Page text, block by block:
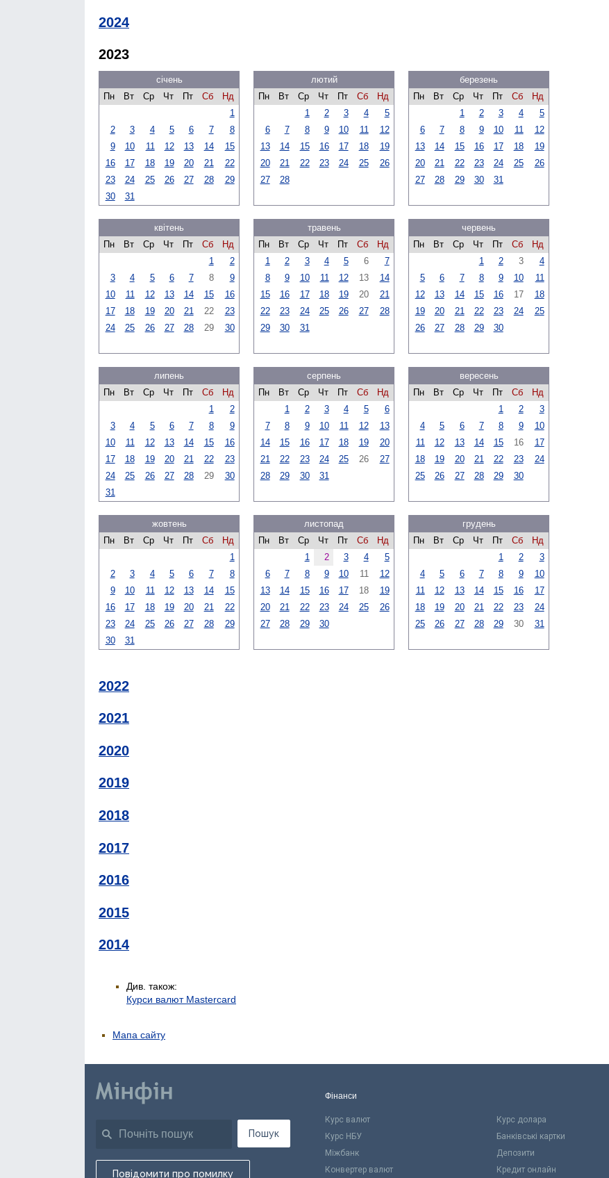
2024
2023
січень
Пн
Вт Ср Чт Пт Сб
Нд
1
2
3 4 5 6 7
8
9
10 11 12 13 14
15
16
17 18 19 20 21
22
23
24 25 26 27 28
29
30
31
лютий
Пн
Вт Ср Чт Пт Сб
Нд
1
2 3 4
5
6
7 8 9 10 11
12
13
14 15 16 17 18
19
20
21 22 23 24 25
26
27
28
березень
Пн
Вт Ср Чт Пт Сб
Нд
1
2 3 4
5
6
7 8 9 10 11
12
13
14 15 16 17 18
19
20
21 22 23 24 25
26
27
28 29 30 31
квітень
Пн
Вт Ср Чт Пт Сб
Нд
1
2
3
4 5 6 7 8
9
10
11 12 13 14 15
16
17
18 19 20 21 22
23
24
25 26 27 28 29 30
травень
Пн
Вт Ср Чт Пт Сб
Нд
1
2 3 4 5 6
7
8
9 10 11 12 13
14
15
16 17 18 19 20
21
22
23 24 25 26 27
28
29
30 31
червень
Пн
Вт Ср Чт Пт Сб
Нд
1
2 3
4
5
6 7 8 9 10
11
12
13 14 15 16 17
18
19
20 21 22 23 24
25
26
27 28 29 30
липень
Пн
Вт Ср Чт Пт Сб
Нд
1
2
3
4 5 6 7 8
9
10
11 12 13 14 15
16
17
18 19 20 21 22
23
24
25 26 27 28 29
30
31
серпень
Пн
Вт Ср Чт Пт Сб
Нд
1
2 3 4 5
6
7
8 9 10 11 12
13
14
15 16 17 18 19
20
21
22 23 24 25 26
27
28
29 30 31
вересень
Пн
Вт Ср Чт Пт Сб
Нд
1
2
3
4
5 6 7 8 9
10
11
12 13 14 15 16
17
18
19 20 21 22 23
24
25
26 27 28 29 30
жовтень
Пн
Вт Ср Чт Пт Сб
Нд
1
2
3 4 5 6 7
8
9
10 11 12 13 14
15
16
17 18 19 20 21
22
23
24 25 26 27 28
29
30
31
листопад
Пн
Вт Ср Чт Пт Сб
Нд
1
2 3 4
5
6
7 8 9 10 11
12
13
14 15 16 17 18
19
20
21 22 23 24 25
26
27
28 29 30
грудень
Пн
Вт Ср Чт Пт Сб
Нд
1
2
3
4
5 6 7 8 9
10
11
12 13 14 15 16
17
18
19 20 21 22 23
24
25
26 27 28 29 30 31
2022
2021
2020
2019
2018
2017
2016
2015
2014
Див. також:
Курси валют Mastercard
Мапа сайту
Пошук
Повідомити про помилку
Фінанси
Курс валют Курс долара
Курс НБУ
Банківські картки
Міжбанк
Депозити
Конвертер валют
Кредит онлайн